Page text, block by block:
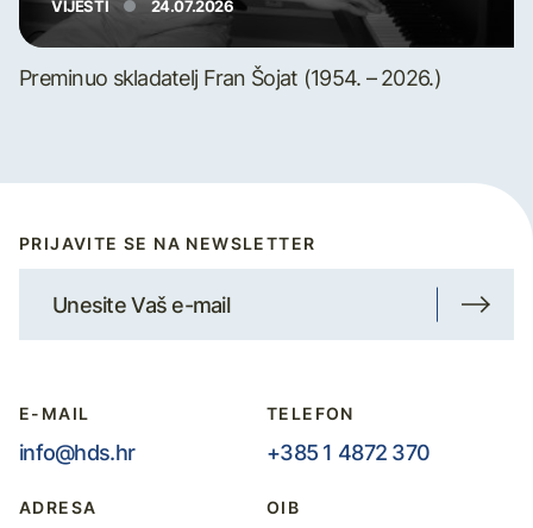
VIJESTI 24.07.2026
Preminuo skladatelj Fran Šojat (1954. – 2026.)
PRIJAVITE SE NA NEWSLETTER
E-MAIL
info@hds.hr
TELEFON
+385 1 4872 370
ADRESA OIB